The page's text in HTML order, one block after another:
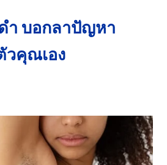
ำ บอกลาปัญหา
วคุณเอง